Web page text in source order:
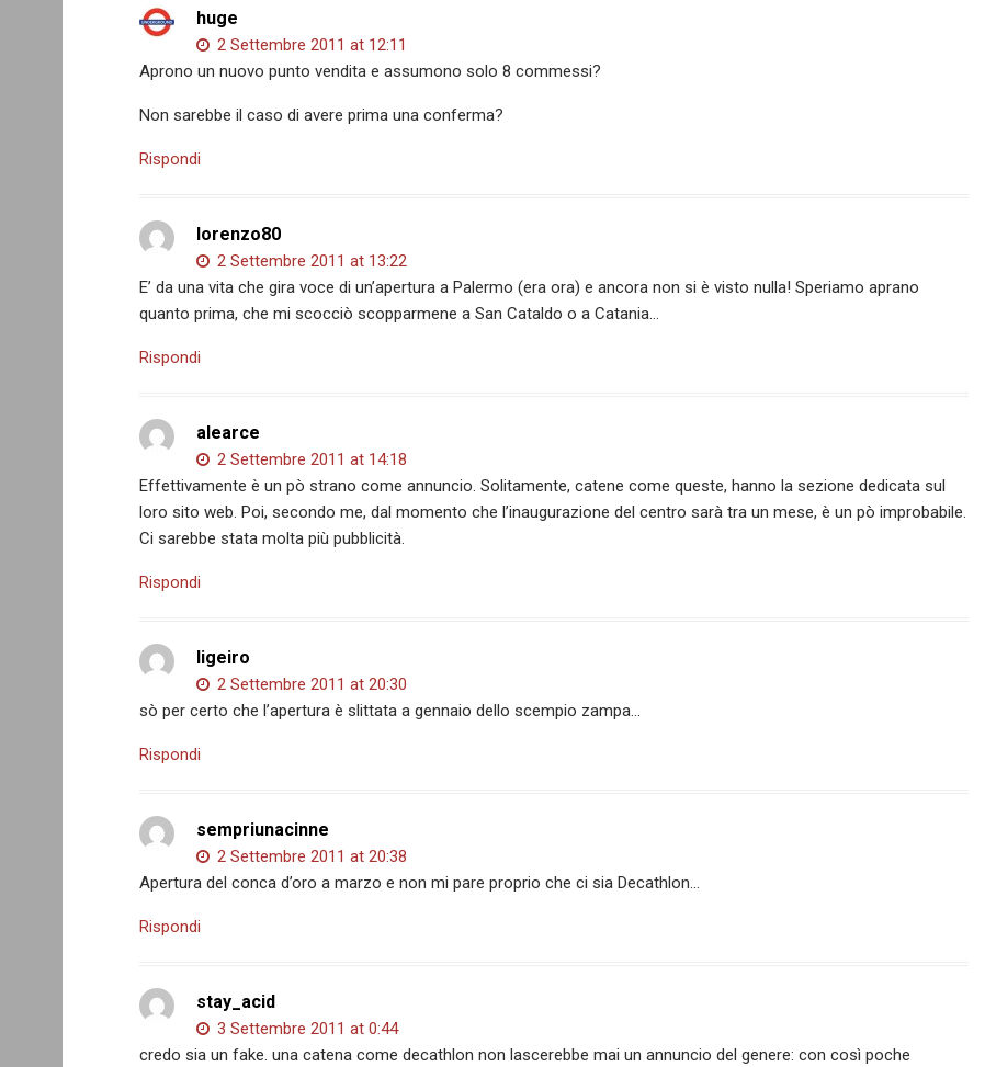
huge
2 Settembre 2011 at 12:11
Aprono un nuovo punto vendita e assumono solo 8 commessi?
Non sarebbe il caso di avere prima una conferma?
Rispondi
lorenzo80
2 Settembre 2011 at 13:22
E’ da una vita che gira voce di un’apertura a Palermo (era ora) e ancora non si è visto nulla! Speriamo aprano
quanto prima, che mi scocciò scopparmene a San Cataldo o a Catania…
Rispondi
alearce
2 Settembre 2011 at 14:18
Effettivamente è un pò strano come annuncio. Solitamente, catene come queste, hanno la sezione dedicata sul
loro sito web. Poi, secondo me, dal momento che l’inaugurazione del centro sarà tra un mese, è un pò improbabile.
Ci sarebbe stata molta più pubblicità.
Rispondi
ligeiro
2 Settembre 2011 at 20:30
sò per certo che l’apertura è slittata a gennaio dello scempio zampa…
Rispondi
sempriunacinne
2 Settembre 2011 at 20:38
Apertura del conca d’oro a marzo e non mi pare proprio che ci sia Decathlon…
Rispondi
stay_acid
3 Settembre 2011 at 0:44
credo sia un fake. una catena come decathlon non lascerebbe mai un annuncio del genere: con così poche